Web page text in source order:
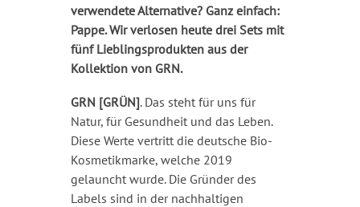
verwendete Alternative? Ganz einfach:
Pappe. Wir verlosen heute drei Sets mit
fünf Lieblingsprodukten aus der
Kollektion von GRN.
GRN [GRÜN]. Das steht für uns für
Natur, für Gesundheit und das Leben.
Diese Werte vertritt die deutsche Bio-
Kosmetikmarke, welche 2019
gelauncht wurde. Die Gründer des
Labels sind in der nachhaltigen